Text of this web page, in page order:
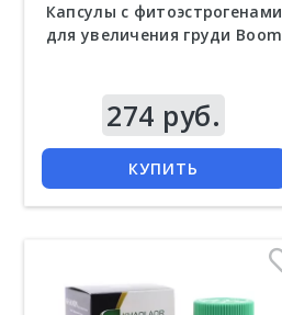
Капсулы с фитоэстрогенами
для увеличения груди Boom
274 руб.
КУПИТЬ